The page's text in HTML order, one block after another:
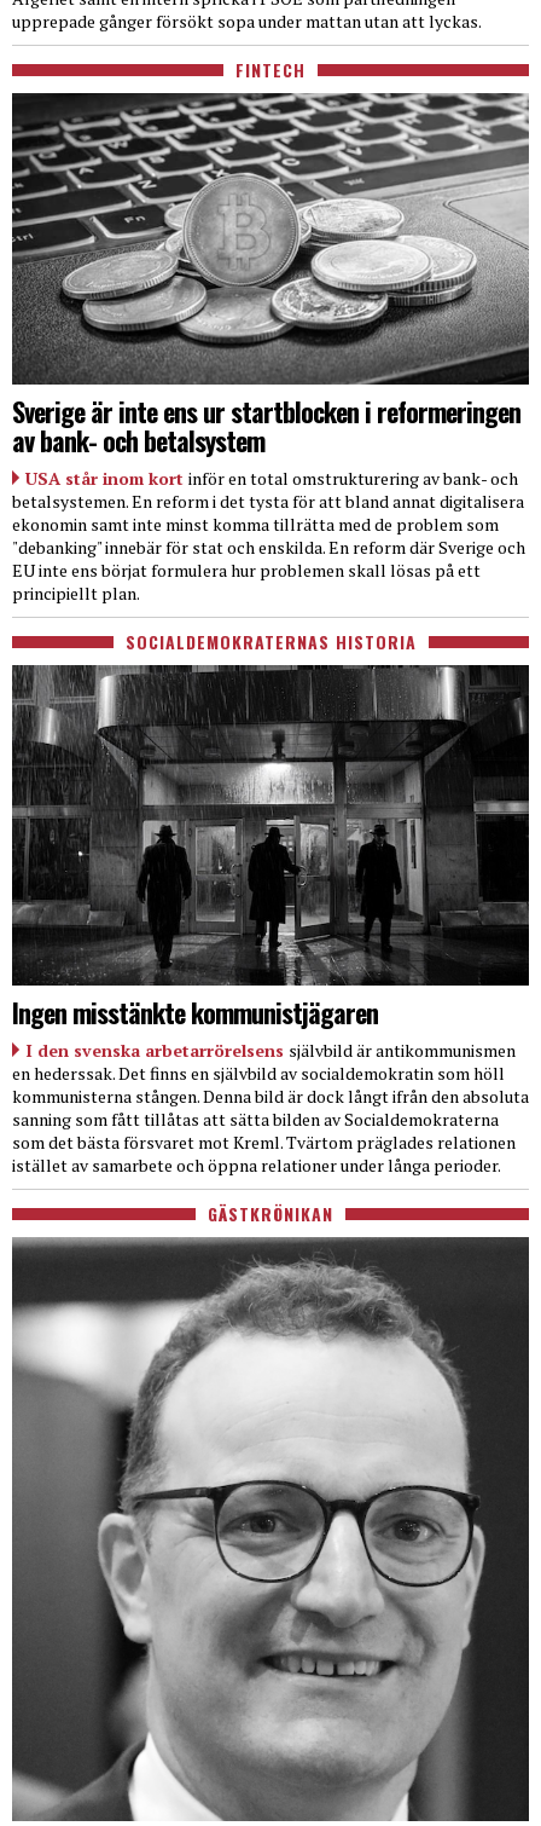
upprepade gånger försökt sopa under mattan utan att lyckas.
FINTECH
Sverige är inte ens ur startblocken i reformeringen
av bank- och betalsystem
USA står inom kort inför en total omstrukturering av bank- och
betalsystemen. En reform i det tysta för att bland annat digitalisera
ekonomin samt inte minst komma tillrätta med de problem som
"debanking" innebär för stat och enskilda. En reform där Sverige och
EU inte ens börjat formulera hur problemen skall lösas på ett
principiellt plan.
SOCIALDEMOKRATERNAS HISTORIA
Ingen misstänkte kommunistjägaren
I den svenska arbetarrörelsens självbild är antikommunismen
en hederssak. Det finns en självbild av socialdemokratin som höll
kommunisterna stången. Denna bild är dock långt ifrån den absoluta
sanning som fått tillåtas att sätta bilden av Socialdemokraterna
som det bästa försvaret mot Kreml. Tvärtom präglades relationen
istället av samarbete och öppna relationer under långa perioder.
GÄSTKRÖNIKAN